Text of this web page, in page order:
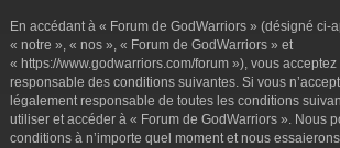
En accédant à « Forum de GodWarriors » (désigné ci-
« notre », « nos », « Forum de GodWarriors » et
« https://www.godwarriors.com/forum »), vous acceptez
responsable des conditions suivantes. Si vous
légalement responsable de toutes les conditions
utiliser et accéder à « Forum de GodWarriors ». Nous
conditions à n’importe quel moment et nous